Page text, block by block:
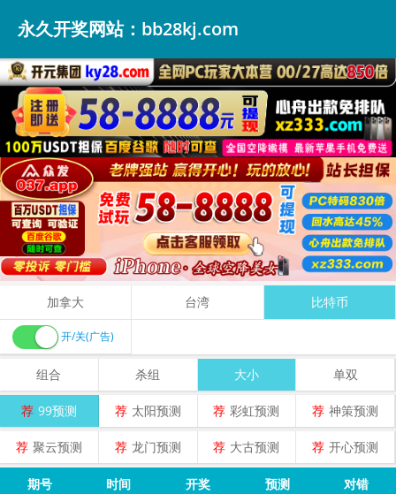
永久开奖网站：bb28kj.com
加拿大 台湾 比特币
开/关(广告)
组合 杀组 大小 单双
荐 99预测 荐 太阳预测 荐 彩虹预测 荐 神策预测
荐 聚云预测 荐 龙门预测 荐 大古预测 荐 开心预测
期号 时间 开奖 预测 对错